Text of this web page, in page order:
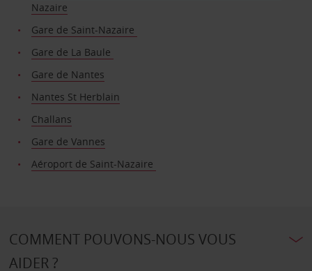
Nazaire
Gare de Saint-Nazaire
Gare de La Baule
Gare de Nantes
Nantes St Herblain
Challans
Gare de Vannes
Aéroport de Saint-Nazaire
COMMENT POUVONS-NOUS VOUS
AIDER ?